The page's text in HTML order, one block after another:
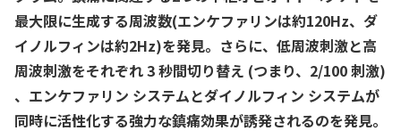
最大限に生成する周波数(エンケファリンは約120Hz、ダ
イノルフィンは約2Hz)を発見。さらに、低周波刺激と高
周波刺激をそれぞれ 3 秒間切り替え (つまり、2/100 刺激)
、エンケファリン システムとダイノルフィン システムが
同時に活性化する強力な鎮痛効果が誘発されるのを発見。